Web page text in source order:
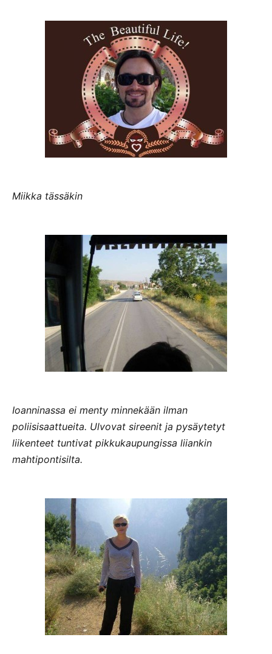
Miikka tässäkin
Ioanninassa ei menty minnekään ilman
poliisisaattueita. Ulvovat sireenit ja pysäytetyt
liikenteet tuntivat pikkukaupungissa liiankin
mahtipontisilta.